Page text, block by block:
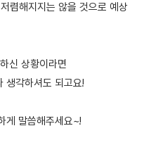
렴해지지는 않을 것으로 예상
신 상황이라면
생각하셔도 되고요!
게 말씀해주세요~!